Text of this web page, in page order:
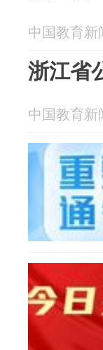
中国教育新
浙江省
中国教育新